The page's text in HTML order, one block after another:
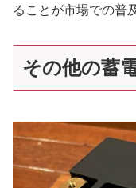
ることが市場での普
その他の蓄